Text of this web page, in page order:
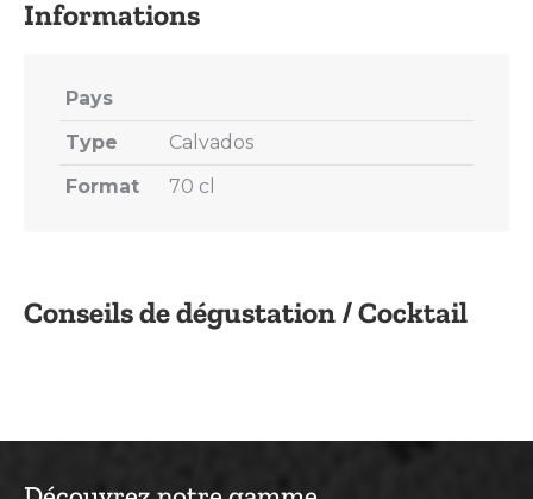
Conseils de dégustation / Cocktail
Pays
Type
Calvados
Format
70 cl